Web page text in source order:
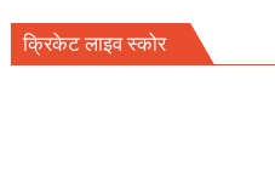
क्रिकेट लाइव स्कोर